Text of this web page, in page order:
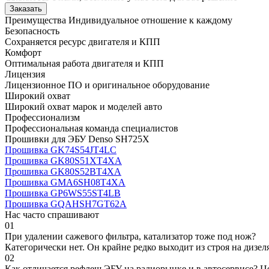
Заказать
Преимущества Индивидуальное отношение к каждому
Безопасность
Сохраняется ресурс двигателя и КПП
Комфорт
Оптимальная работа двигателя и КПП
Лицензия
Лицензионное ПО и оригинальное оборудование
Широкий охват
Широкий охват марок и моделей авто
Профессионализм
Профессиональная команда специалистов
Прошивки для ЭБУ Denso SH725X
Прошивка GK74S54JT4LC
Прошивка GK80S51XT4XA
Прошивка GK80S52BT4XA
Прошивка GMA6SH08T4XA
Прошивка GP6WS55ST4LB
Прошивка GQAHSH7GT62A
Нас часто спрашивают
01
При удалении сажевого фильтра, катализатор тоже под нож?
Категорически нет. Он крайне редко выходит из строя на
02